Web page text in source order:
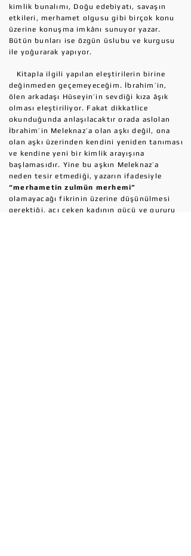
kimlik bunalımı, Doğu edebiyatı, savaşın
etkileri, merhamet olgusu gibi birçok konu
üzerine konuşma imkânı sunuyor yazar.
Bütün bunları ise özgün üslubu ve kurgusu
ile yoğurarak yapıyor.
Kitapla ilgili yapılan eleştirilerin birine
değinmeden geçemeyeceğim. İbrahim’in,
ölen arkadaşı Hüseyin’in sevdiği kıza âşık
olması eleştiriliyor. Fakat dikkatlice
okunduğunda anlaşılacaktır orada aslolan
İbrahim’in Meleknaz’a olan aşkı değil, ona
olan aşkı üzerinden kendini yeniden tanıması
ve kendine yeni bir kimlik arayışına
başlamasıdır. Yine bu aşkın Meleknaz’a
neden tesir etmediği, yazarın ifadesiyle
“merhametin zulmün merhemi”
olamayacağı fikrinin üzerine düşünülmesi
gerektiği, acı çeken kadının gücü ve gururu